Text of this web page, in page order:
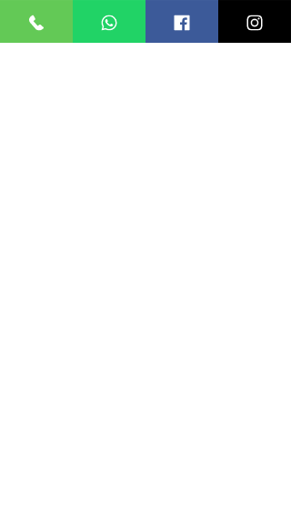
non risulti possibile il ripristino della
conformità e della funzionalità del